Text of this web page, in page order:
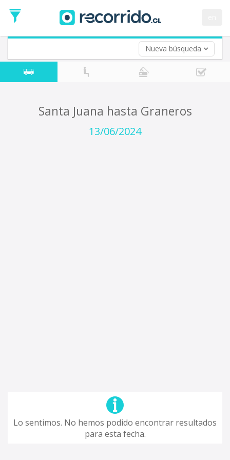
Nueva búsqueda
de
Ida
Vuelta (opcional)
Fecha
de
Santa Juana hasta Graneros
13/06/2024
Lo sentimos. No hemos podido encontrar resultados
para esta fecha.